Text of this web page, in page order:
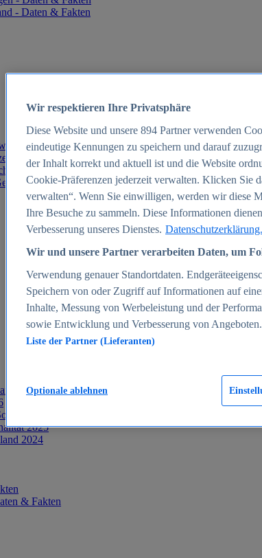
- Daten & Fakten
2012-2025
weltweit 2025
Generationen 2025
in Deutschland 2025
Altersgruppen 2024
/ Bürgergeld in Deutschland 2005-2025
2025
2024
& Fakten
Wir respektieren Ihre Privatsphäre
Diese Website und unsere 894 Partner verwenden
eindeutige Kennungen zu speichern und darauf
der Inhalt korrekt und aktuell ist und die Website
Cookie-Präferenzen jederzeit verwalten. Klicken Sie
verwalten“. Wenn Sie einwilligen, werden wir diese
Ihre Besuche zu sammeln. Diese Informationen
Verbesserung unseres Dienstes. Datenschutzerklärung.
Wir und unsere Partner verarbeiten Daten, um
Verwendung genauer Standortdaten.
Speichern von oder Zugriff auf Informationen auf
Inhalte, Messung von Werbeleistung und der
sowie Entwicklung und Verbesserung von Angeboten.
Liste der Partner (Lieferanten)
Optionale ablehnen